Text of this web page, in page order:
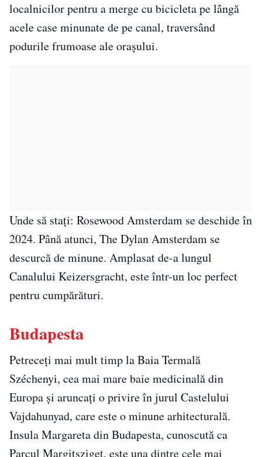
localnicilor pentru a merge cu bicicleta pe lângă
acele case minunate de pe canal, traversând
podurile frumoase ale orașului.
Unde să stați: Rosewood Amsterdam se deschide în
2024. Până atunci, The Dylan Amsterdam se
descurcă de minune. Amplasat de-a lungul
Canalului Keizersgracht, este într-un loc perfect
pentru cumpărături.
Budapesta
Petreceți mai mult timp la Baia Termală
Széchenyi, cea mai mare baie medicinală din
Europa și aruncați o privire în jurul Castelului
Vajdahunyad, care este o minune arhitecturală.
Insula Margareta din Budapesta, cunoscută ca
Parcul Margitsziget, este una dintre cele mai